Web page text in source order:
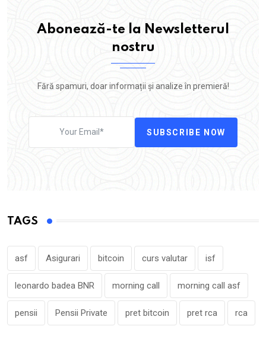
Abonează-te la Newsletterul
nostru
Fără spamuri, doar informații și analize în premieră!
SUBSCRIBE NOW
TAGS
asf Asigurari bitcoin curs valutar isf
leonardo badea BNR morning call morning call asf
pensii Pensii Private pret bitcoin pret rca rca